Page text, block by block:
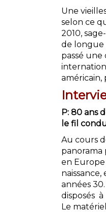
Une
selon ce
2010,
de longue
passé une
américain,
P: 80 ans
le fil
Au cours
panorama
en Europe
années
disposés
Le